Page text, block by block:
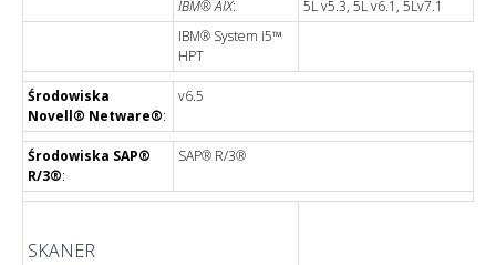
IBM® AIX:
5L v5.3, 5L v6.1, 5Lv7.1
IBM® System i5™
HPT
Środowiska
Novell® Netware®:
v6.5
Środowiska SAP®
R/3®:
SAP® R/3®
SKANER